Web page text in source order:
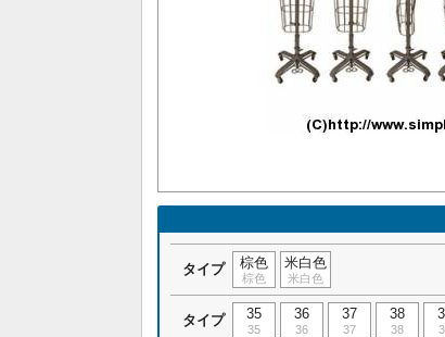
タイプ 棕色
棕色
米白色
米白色
タイプ 35
35
36
36
37
37
38
38